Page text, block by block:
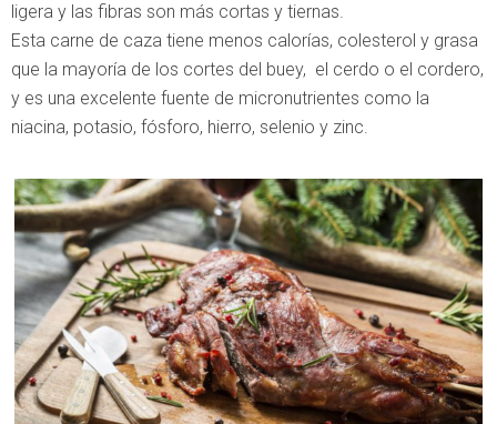
ligera y las fibras son más cortas y tiernas.
Esta carne de caza tiene menos calorías, colesterol y grasa
que la mayoría de los cortes del buey, el cerdo o el cordero,
y es una excelente fuente de micronutrientes como la
niacina, potasio, fósforo, hierro, selenio y zinc.